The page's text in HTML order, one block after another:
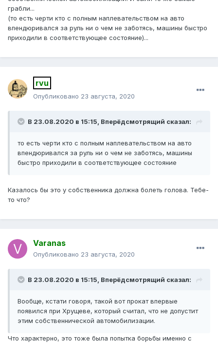
грабли...
(то есть черти кто с полным наплевательством на авто
впендюривался за руль ни о чем не заботясь, машины быстро
приходили в соответствующее состояние)...
rvu
Опубликовано 23 августа, 2020
В 23.08.2020 в 15:15, Вперёдсмотрящий сказал:
то есть черти кто с полным наплевательством на авто
впендюривался за руль ни о чем не заботясь, машины
быстро приходили в соответствующее состояние
Казалось бы это у собственника должна болеть голова. Тебе-
то что?
Varanas
Опубликовано 23 августа, 2020
В 23.08.2020 в 15:15, Вперёдсмотрящий сказал:
Вообще, кстати говоря, такой вот прокат впервые
появился при Хрущеве, который считал, что не допустит
этим собственнической автомобилизации.
Что характерно, это тоже была попытка борьбы именно с